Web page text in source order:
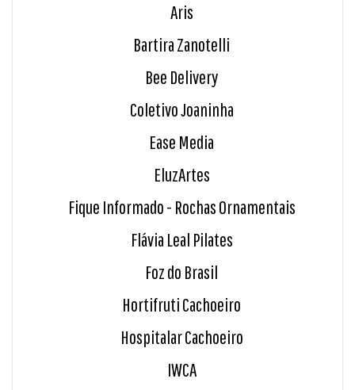
Aris
Bartira Zanotelli
Bee Delivery
Coletivo Joaninha
Ease Media
EluzArtes
Fique Informado - Rochas Ornamentais
Flávia Leal Pilates
Foz do Brasil
Hortifruti Cachoeiro
Hospitalar Cachoeiro
IWCA